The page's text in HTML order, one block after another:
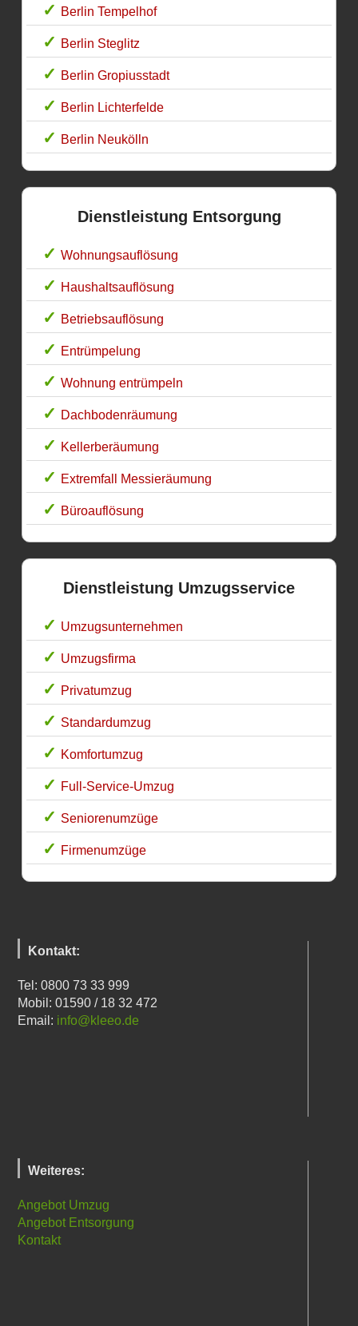
Berlin Tempelhof
Berlin Steglitz
Berlin Gropiusstadt
Berlin Lichterfelde
Berlin Neukölln
Dienstleistung Entsorgung
Wohnungsauflösung
Haushaltsauflösung
Betriebsauflösung
Entrümpelung
Wohnung entrümpeln
Dachbodenräumung
Kellerberäumung
Extremfall Messieräumung
Büroauflösung
Dienstleistung Umzugsservice
Umzugsunternehmen
Umzugsfirma
Privatumzug
Standardumzug
Komfortumzug
Full-Service-Umzug
Seniorenumzüge
Firmenumzüge
Kontakt:
Tel: 0800 73 33 999
Mobil: 01590 / 18 32 472
Email: info@kleeo.de
Weiteres:
Angebot Umzug
Angebot Entsorgung
Kontakt